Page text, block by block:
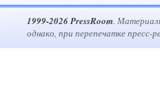
1999-2026 PressRoom.
однако, при перепечатке пресс-